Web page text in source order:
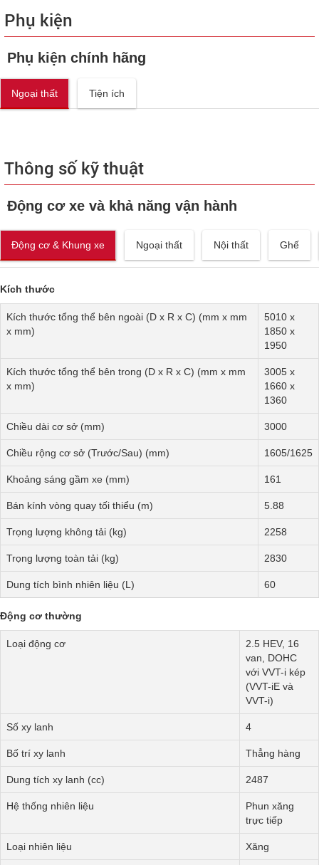
Phụ kiện
Phụ kiện chính hãng
Ngoại thất Tiện ích
Thông số kỹ thuật
Động cơ xe và khả năng vận hành
Động cơ & Khung xe Ngoại thất Nội thất Ghế
Kích thước
Kích thước tổng thể bên ngoài (D x R x C) (mm x mm
x mm)
5010 x
1850 x
1950
Kích thước tổng thể bên trong (D x R x C) (mm x mm
x mm)
3005 x
1660 x
1360
Chiều dài cơ sở (mm) 3000
Chiều rộng cơ sở (Trước/Sau) (mm) 1605/1625
Khoảng sáng gầm xe (mm) 161
Bán kính vòng quay tối thiểu (m) 5.88
Trọng lượng không tải (kg) 2258
Trọng lượng toàn tải (kg) 2830
Dung tích bình nhiên liệu (L) 60
Động cơ thường
Loại động cơ
2.5 HEV, 16
van, DOHC
với VVT-i kép
(VVT-iE và
VVT-i)
Số xy lanh 4
Bố trí xy lanh Thẳng hàng
Dung tích xy lanh (cc) 2487
Hệ thống nhiên liệu
Phun xăng
trực tiếp
Loại nhiên liệu Xăng